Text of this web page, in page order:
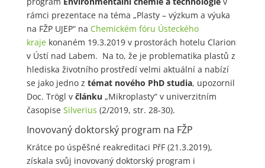
rámci prezentace na téma „Plasty – výzkum a výuka
na FŽP UJEP“ na Chemickém fóru Ústeckého
krajekonaném 19.3.2019 v prostorách hotelu Clarion
v Ústí nad Labem. Na to, že je problematika plastů z
hlediska životního prostředí velmi aktuální a nabízí
se jako jedno z témat nového PhD studia, upozornil
Doc. Trögl v článku „Mikroplasty“ v univerzitním
časopise Silverius (2/2019, str. 28-30).
Inovovaný doktorský program na FŽP
Krátce po úspěšné reakreditaci PřF (21.3.2019),
získala svůj inovovaný doktorský program i